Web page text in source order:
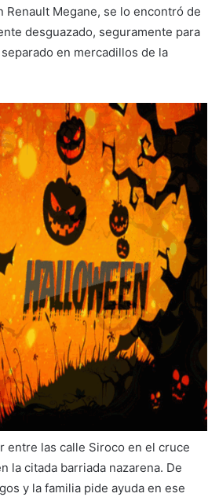
Renault Megane, se lo encontró de
desguazado, seguramente para
en mercadillos de la
entre las calle Siroco en el cruce
la citada barriada nazarena. De
y la familia pide ayuda en ese